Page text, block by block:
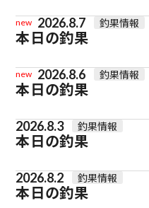
new 2026.8.7 釣果情報
本日の釣果
new 2026.8.6 釣果情報
本日の釣果
2026.8.3 釣果情報
本日の釣果
2026.8.2 釣果情報
本日の釣果